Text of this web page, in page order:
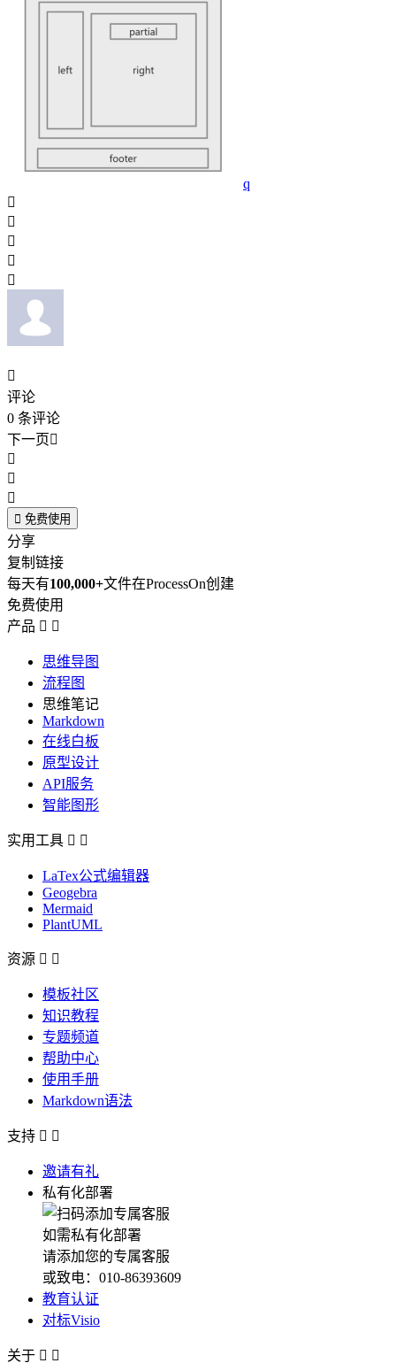
q






评论
0 条评论
下一页



 免费使用
分享
复制链接
每天有100,000+文件在ProcessOn创建
免费使用
产品  
思维导图
流程图
思维笔记
Markdown
在线白板
原型设计
API服务
智能图形
实用工具  
LaTex公式编辑器
Geogebra
Mermaid
PlantUML
资源  
模板社区
知识教程
专题频道
帮助中心
使用手册
Markdown语法
支持  
邀请有礼
私有化部署
如需私有化部署
请添加您的专属客服
或致电：010-86393609
教育认证
对标Visio
关于  